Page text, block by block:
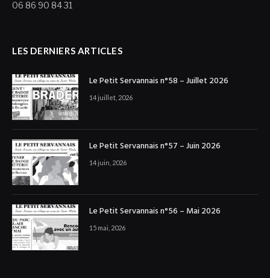
06 86 90 84 31
LES DERNIERS ARTICLES
Le Petit Servannais n°58 – Juillet 2026
14 juillet, 2026
Le Petit Servannais n°57 – Juin 2026
14 juin, 2026
Le Petit Servannais n°56 – Mai 2026
15 mai, 2026